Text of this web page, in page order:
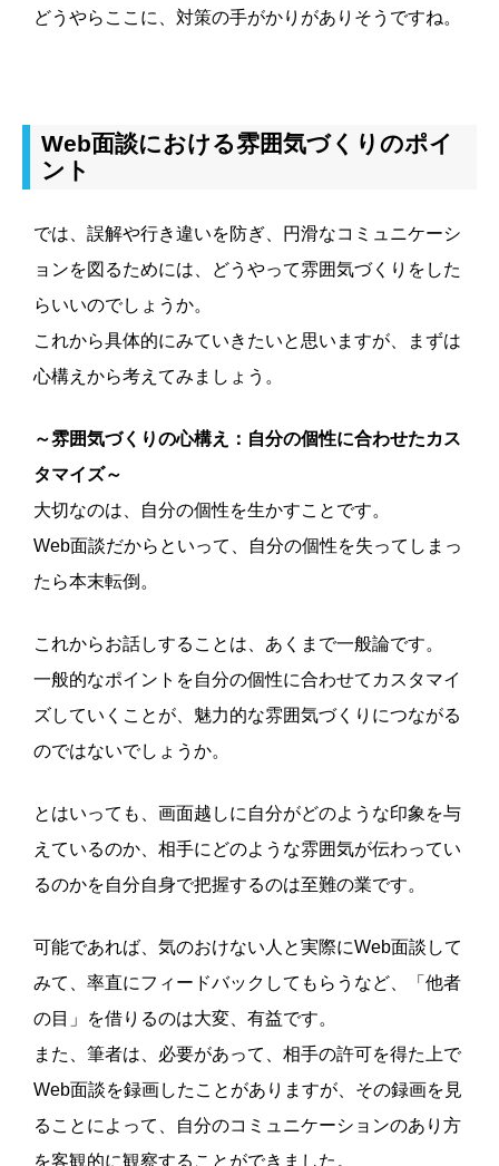
どうやらここに、対策の手がかりがありそうですね。
Web面談における雰囲気づくりのポイ
ント
では、誤解や行き違いを防ぎ、円滑なコミュニケーシ
ョンを図るためには、どうやって雰囲気づくりをした
らいいのでしょうか。
これから具体的にみていきたいと思いますが、まずは
心構えから考えてみましょう。
～雰囲気づくりの心構え：自分の個性に合わせたカス
タマイズ～
大切なのは、自分の個性を生かすことです。
Web面談だからといって、自分の個性を失ってしまっ
たら本末転倒。
これからお話しすることは、あくまで一般論です。
一般的なポイントを自分の個性に合わせてカスタマイ
ズしていくことが、魅力的な雰囲気づくりにつながる
のではないでしょうか。
とはいっても、画面越しに自分がどのような印象を与
えているのか、相手にどのような雰囲気が伝わってい
るのかを自分自身で把握するのは至難の業です。
可能であれば、気のおけない人と実際にWeb面談して
みて、率直にフィードバックしてもらうなど、「他者
の目」を借りるのは大変、有益です。
また、筆者は、必要があって、相手の許可を得た上で
Web面談を録画したことがありますが、その録画を見
ることによって、自分のコミュニケーションのあり方
を客観的に観察することができました。